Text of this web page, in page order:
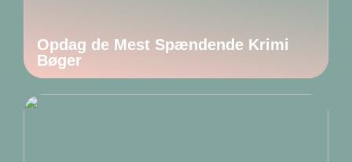
Opdag de Mest Spændende Krimi
Bøger